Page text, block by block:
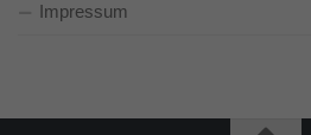
Impressum